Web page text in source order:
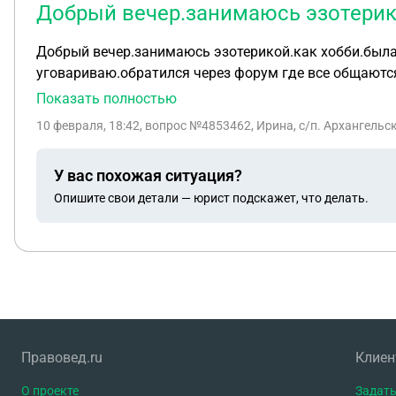
Добрый вечер.занимаюсь
Добрый вечер.занимаюсь эзотерикой.как
уговариваю.обратился через форум где все
месяц.но он остался в плюсе.ему назад было
денег он мне не давал не переводил.а якобы
точно сам рассказывал что брал в долг у кого то
Показать полностью
10 февраля, 18:42, вопрос №4853462, Ирина, с/п.
У вас похожая ситуация?
Опишите свои детали — юрист подскажет, что делать.
Правовед.ru
О проекте